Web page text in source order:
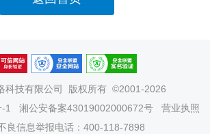
科技有限公司
版权所有 ©2001-2026
1
湘公安备案43019002000672号
营业执照
良信息举报电话：400-118-7898